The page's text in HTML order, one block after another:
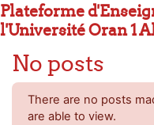
Plateforme
l'Université Oran 1
No posts
There are no posts
are able to view.